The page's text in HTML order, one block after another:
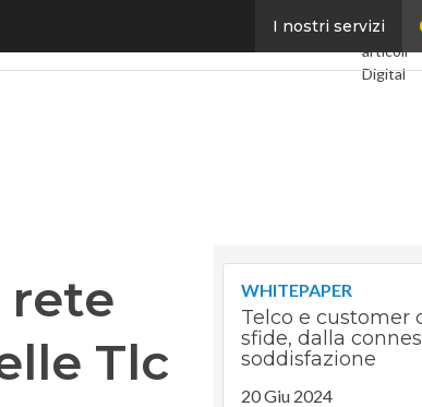
I nostri servizi
“Il settore delle Tlc sta cambiando”Ultimi
articoli
Digital
Le
rete
Tlc
WHITEPAPER
Telco e customer
sfide, dalla
soddisfazione
20 Giu 2024